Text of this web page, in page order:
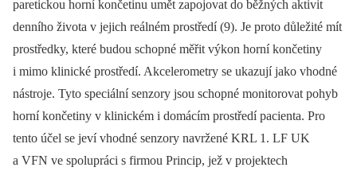
paretickou horní končetinu umět zapojovat do běžných aktivit
denního života v jejich reálném prostředí (9). Je proto důležité mít
prostředky, které budou schopné měřit výkon horní končetiny
i mimo klinické prostředí. Akcelerometry se ukazují jako vhodné
nástroje. Tyto speciální senzory jsou schopné monitorovat pohyb
horní končetiny v klinickém i domácím prostředí pacienta. Pro
tento účel se jeví vhodné senzory navržené KRL 1. LF UK
a VFN ve spolupráci s firmou Princip, jež v projektech